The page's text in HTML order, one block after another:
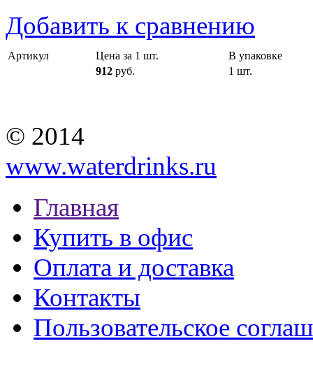
Добавить к сравнению
Артикул Цена за 1 шт.
В упаковке
912 руб. 1 шт.
© 2014
www.waterdrinks.ru
Главная
Купить в офис
Оплата и доставка
Контакты
Пользовательское